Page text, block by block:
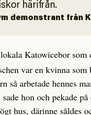
härifrån.
demonstrant från
lokala Katowicebor som
var en kvinna som
så arbetade hennes
sade hon och pekade
hus, därinne såldes